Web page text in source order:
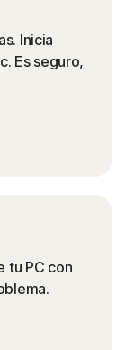
Inicia
Es seguro,
tu PC con